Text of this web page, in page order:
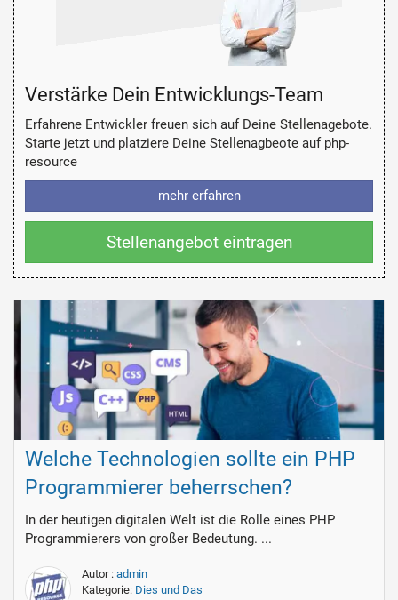
Verstärke Dein Entwicklungs-Team
Erfahrene Entwickler freuen sich auf Deine Stellenagebote.
Starte jetzt und platziere Deine Stellenagbeote auf php-
resource
mehr erfahren
Stellenangebot eintragen
Welche Technologien sollte ein PHP
Programmierer beherrschen?
In der heutigen digitalen Welt ist die Rolle eines PHP
Programmierers von großer Bedeutung. ...
Autor : admin
Kategorie: Dies und Das